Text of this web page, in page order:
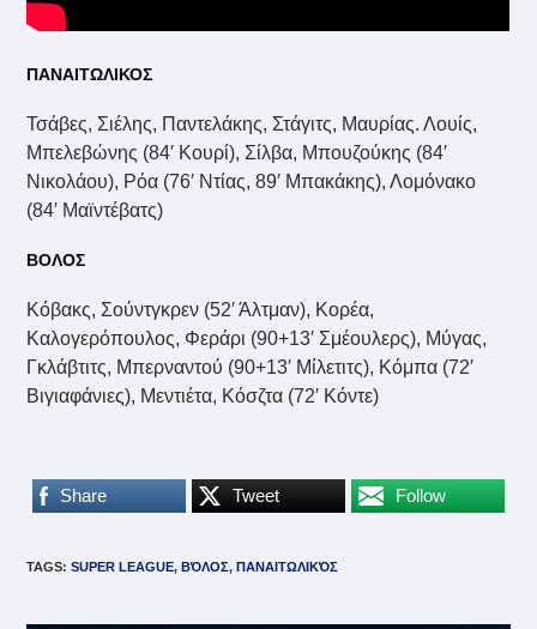
ΠΑΝΑΙΤΩΛΙΚΟΣ
Τσάβες, Σιέλης, Παντελάκης, Στάγιτς, Μαυρίας. Λουίς,
Μπελεβώνης (84′ Κουρί), Σίλβα, Μπουζούκης (84′
Νικολάου), Ρόα (76′ Ντίας, 89′ Μπακάκης), Λομόνακο
(84′ Μαϊντέβατς)
ΒΟΛΟΣ
Κόβακς, Σούντγκρεν (52′ Άλτμαν), Κορέα,
Καλογερόπουλος, Φεράρι (90+13′ Σμέουλερς), Μύγας,
Γκλάβτιτς, Μπερναντού (90+13′ Μίλετιτς), Κόμπα (72′
Βιγιαφάνιες), Μεντιέτα, Κόσζτα (72′ Κόντε)
Share Tweet Follow
TAGS:SUPER LEAGUE, ΒΌΛΟΣ, ΠΑΝΑΙΤΩΛΙΚΌΣ